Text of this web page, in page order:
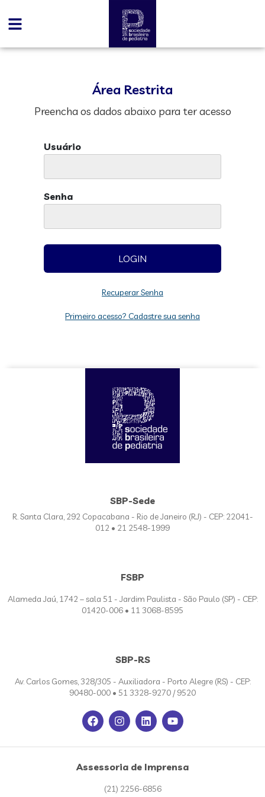
Área Restrita
Preencha os dados abaixo para ter acesso
Usuário
Senha
Recuperar Senha
Primeiro acesso? Cadastre sua senha
SBP-Sede
R. Santa Clara, 292 Copacabana - Rio de Janeiro (RJ) - CEP: 22041-
012 • 21 2548-1999
FSBP
Alameda Jaú, 1742 – sala 51 - Jardim Paulista - São Paulo (SP) - CEP:
01420-006 • 11 3068-8595
SBP-RS
Av. Carlos Gomes, 328/305 - Auxiliadora - Porto Alegre (RS) - CEP:
90480-000 • 51 3328-9270 / 9520
Assessoria de Imprensa
(21) 2256-6856